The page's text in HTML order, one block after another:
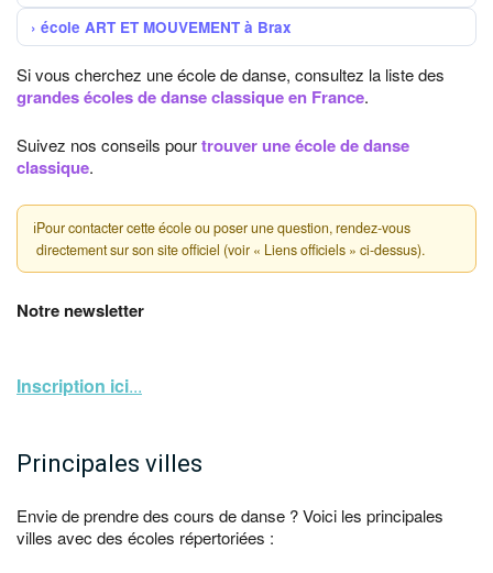
école ART ET MOUVEMENT à Brax
Si vous cherchez une école de danse, consultez la liste des
grandes écoles de danse classique en France.
Suivez nos conseils pourtrouver une école de danse
classique.
ℹPour contacter cette école ou poser une question, rendez-vous
directement sur son site officiel (voir « Liens officiels » ci-dessus).
Notre newsletter
Inscription ici...
Principales villes
Envie de prendre des cours de danse ? Voici les principales
villes avec des écoles répertoriées :